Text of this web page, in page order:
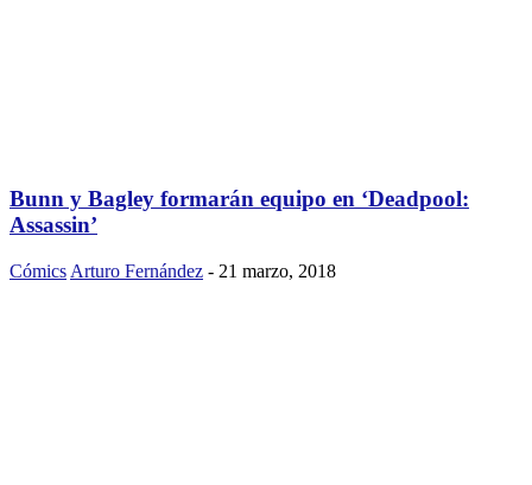
Bunn y Bagley formarán equipo en ‘Deadpool:
Assassin’
Cómics Arturo Fernández - 21 marzo, 2018